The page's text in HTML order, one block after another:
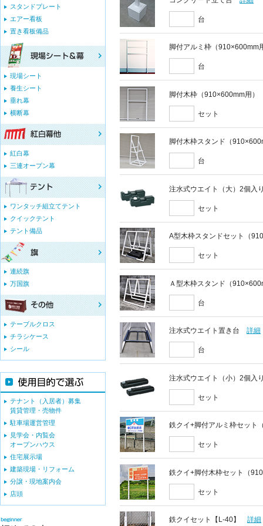
台
脚付アルミ枠（910×600mm
台
脚付木枠（910×600mm用）
セット
脚付木枠スタンド（
台
注水式ウエイト（大）2個入
セット
A型木枠スタンドセット（
セット
Ａ型木枠スタンド（
台
注水式ウエイト置き台 詳細
台
注水式ウエイト（小）2個入
セット
鉄クイ+脚付アルミ枠セット
セット
鉄クイ+脚付木枠セット（
セット
鉄クイセット【L-40】 詳細
スタンドプレート
エアー看板
置き看板備品
現場シート
養生シート
垂れ幕
横断幕
紅白幕
三連オープン幕
ワンタッチ組立てテント
クイックテント
テント備品
連続旗
万国旗
テーブルクロス
チラシケース
シール
テナント（入居者）募集
賃貸管理・売物件
駐車場運営管理
見学会・内覧会
オープンハウス
住宅展示場
建築現場・リフォーム
分譲・現地案内会
店頭